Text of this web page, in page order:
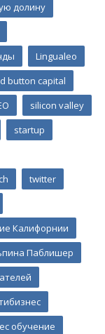
долину
Lingualeo
button capital
silicon valley
startup
twitter
Калифорнии
Паблишер
обучение